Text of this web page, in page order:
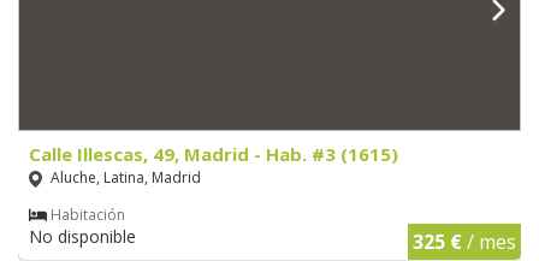
Calle Illescas, 49, Madrid - Hab. #3 (1615)
Aluche, Latina, Madrid
Habitación
No disponible 325 €/ mes